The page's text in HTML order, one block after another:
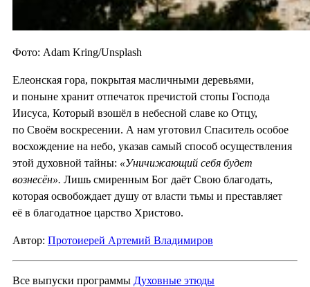
Фото: Adam Kring/Unsplash
Елеонская гора, покрытая масличными деревьями,
и поныне хранит отпечаток пречистой стопы Господа
Иисуса, Который взошёл в небесной славе ко Отцу,
по Своём воскресении. А нам уготовил Спаситель особое
восхождение на небо, указав самый способ осуществления
этой духовной тайны: «Уничижающий себя будет
вознесён». Лишь смиренным Бог даёт Свою благодать,
которая освобождает душу от власти тьмы и преставляет
её в благодатное царство Христово.
Автор: Протоиерей Артемий Владимиров
Все выпуски программы Духовные этюды